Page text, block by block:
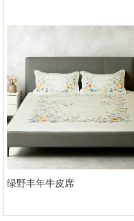
绿野丰年牛皮席